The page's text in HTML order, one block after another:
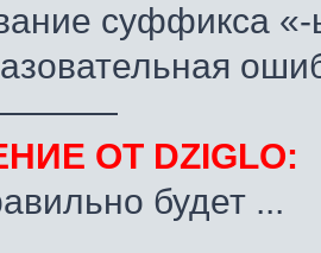
суффикса
ОТ DZIGLO:
будет ...